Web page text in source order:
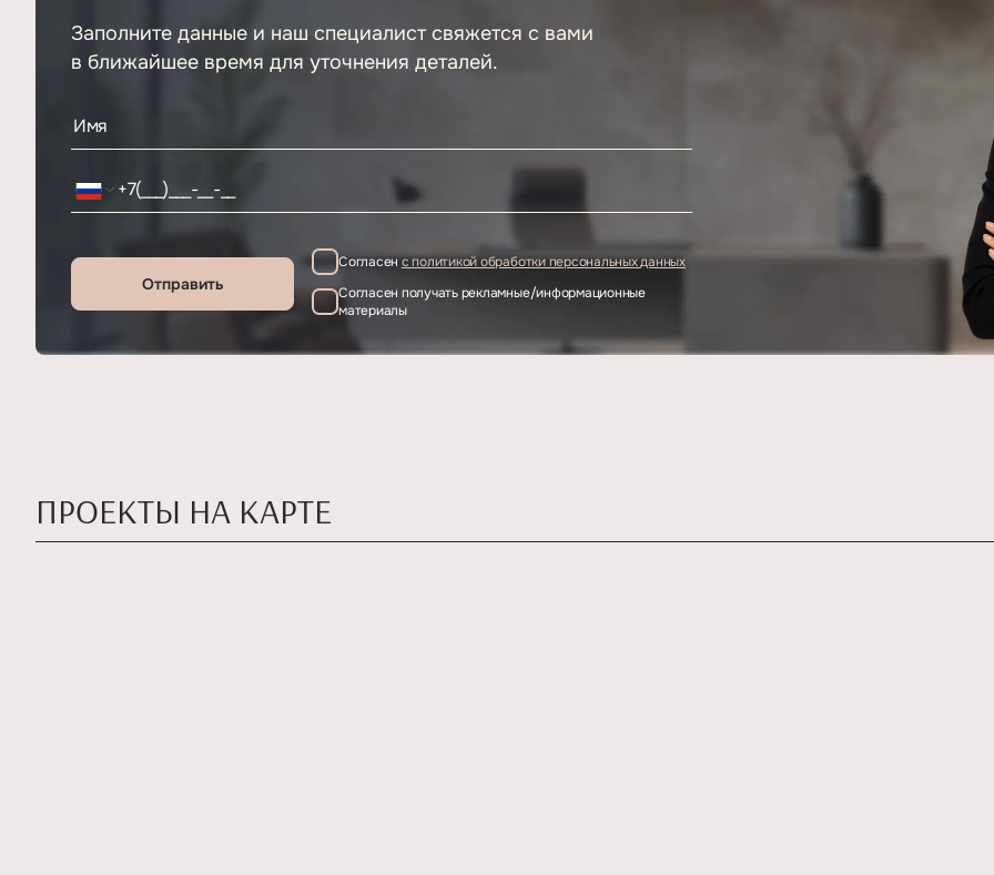
Заполните данные и наш специалист свяжется с вами
в ближайшее время для уточнения деталей.
Отправить
Согласенс политикой обработки персональных данных
Согласен получать рекламные/информационные
материалы
ПРОЕКТЫ НА КАРТЕ